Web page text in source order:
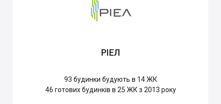
РІЕЛ
93 будинки будують в 14 ЖК
46 готових будинків в 25 ЖК з 2013 року